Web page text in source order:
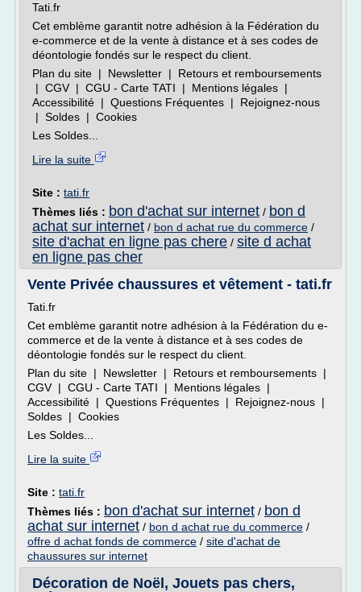
Tati.fr
Cet emblème garantit notre adhésion à la Fédération du
e-commerce et de la vente à distance et à ses codes de
déontologie fondés sur le respect du client.
Plan du site | Newsletter | Retours et remboursements
| CGV | CGU - Carte TATI | Mentions légales |
Accessibilité | Questions Fréquentes | Rejoignez-nous
| Soldes | Cookies
Les Soldes...
Lire la suite
Site : tati.fr
Thèmes liés : bon d'achat sur internet / bon d
achat sur internet / bon d achat rue du commerce /
site d'achat en ligne pas chere / site d achat
en ligne pas cher
Vente Privée chaussures et vêtement - tati.fr
Tati.fr
Cet emblème garantit notre adhésion à la Fédération du e-
commerce et de la vente à distance et à ses codes de
déontologie fondés sur le respect du client.
Plan du site | Newsletter | Retours et remboursements |
CGV | CGU - Carte TATI | Mentions légales |
Accessibilité | Questions Fréquentes | Rejoignez-nous |
Soldes | Cookies
Les Soldes...
Lire la suite
Site : tati.fr
Thèmes liés : bon d'achat sur internet / bon d
achat sur internet / bon d achat rue du commerce /
offre d achat fonds de commerce / site d'achat de
chaussures sur internet
Décoration de Noël, Jouets pas chers,